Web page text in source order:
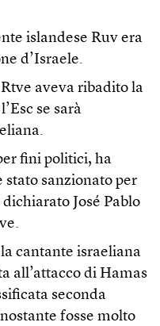
islandese Ruv era
d’Israele.
aveva ribadito la
se sarà
fini politici, ha
sanzionato per
José Pablo
cantante israeliana
all’attacco di Hamas
seconda
fosse molto